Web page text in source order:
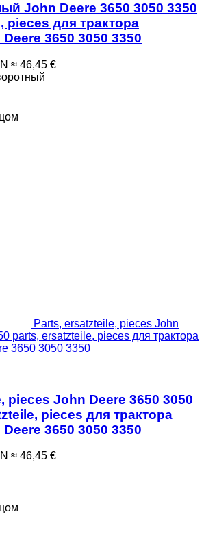
John Deere 3650 3050 3350
pieces для трактора
3650 3050 3350
≈ 46,45 €
Parts, ersatzteile, pieces John
parts, ersatzteile, pieces для трактора
3650 3050 3350
pieces John Deere 3650 3050
pieces для трактора
3650 3050 3350
≈ 46,45 €